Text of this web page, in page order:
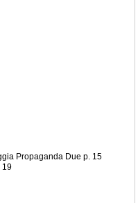
Propaganda Due p. 15
19